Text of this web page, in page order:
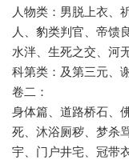
人物类：男脱上衣、
人、豹类判官、帝馈
水泮、生死之交、河
科第类：及第三元、
卷二：
身体篇、道路桥石、
死、沐浴厕秽、梦杀
宇、门户井宅、冠带